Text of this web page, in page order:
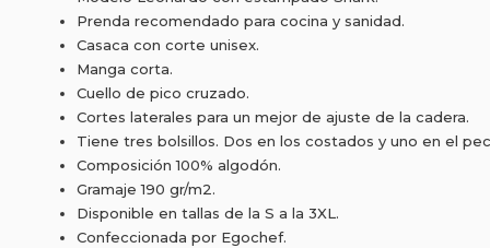
Prenda recomendado para cocina y sanidad.
Casaca con corte unisex.
Manga corta.
Cuello de pico cruzado.
Cortes laterales para un mejor de ajuste de la cadera.
Tiene tres bolsillos. Dos en los costados y uno en el
Composición 100% algodón.
Gramaje 190 gr/m2.
Disponible en tallas de la S a la 3XL.
Confeccionada por Egochef.